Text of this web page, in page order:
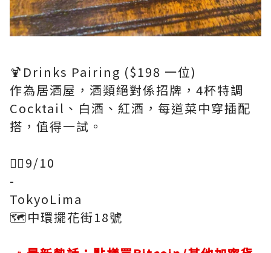
🍹Drinks Pairing ($198 一位)
作為居酒屋，酒類絕對係招牌，4杯特調
Cocktail、白酒、紅酒，每道菜中穿插配
搭，值得一試。
👍🏻9/10
-
TokyoLima
🗺中環擺花街18號